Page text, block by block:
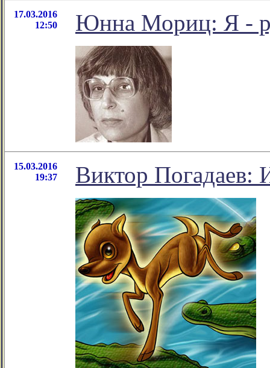
17.03.2016
12:50
Юнна Мориц: Я -
15.03.2016
19:37
Виктор Погадаев: